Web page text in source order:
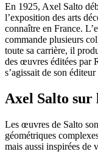
En 1925, Axel Salto
l’exposition des arts
connaître en France.
commande plusieurs
toute sa carrière, il
des œuvres éditées par
s’agissait de son
Axel Salto sur
Les œuvres de Salto
géométriques
mais aussi inspirées de